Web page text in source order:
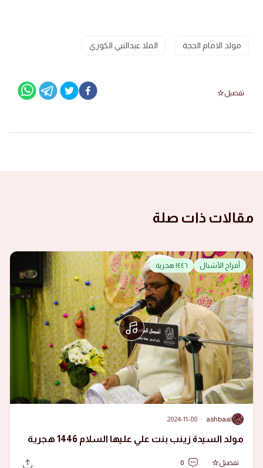
مولد الامام الحجة الملا عبدالنبي الكوري
تفضيل
مقالات ذات صلة
أفراح الأشبال ١٤٤٦ هجرية
A
ashbaal
·
2024-11-08
مولد السيدة زينب بنت علي عليها السلام 1446 هجرية
تفضيل 0